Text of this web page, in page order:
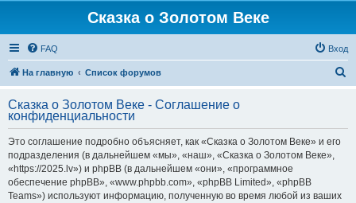
Сказка о Золотом Веке
FAQ Вход
На главную Список форумов
с
Сказка о Золотом Веке - Соглашение о
конфиденциальности
Это соглашение подробно объясняет, как «Сказка о Золотом Веке» и его
подразделения (в дальнейшем «мы», «наш», «Сказка о Золотом Веке»,
«https://2025.lv») и phpBB (в дальнейшем «они», «программное
обеспечение phpBB», «www.phpbb.com», «phpBB Limited», «phpBB
Teams») используют информацию, полученную во время любой из ваших